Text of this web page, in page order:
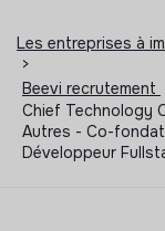
Les entreprises à
>
Beevi recrutement
Chief Technology
Autres - Co-
Développeur